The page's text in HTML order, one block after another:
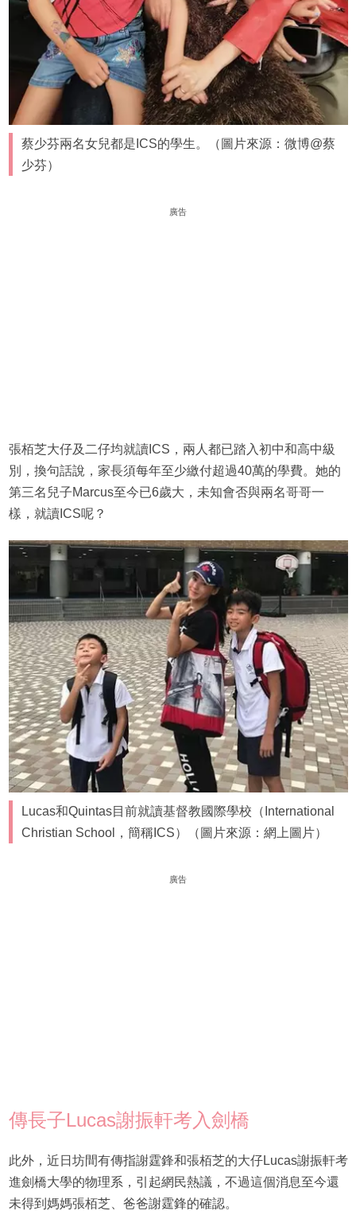
蔡少芬兩名女兒都是ICS的學生。（圖片來源：微博@蔡
少芬）
廣告
張栢芝大仔及二仔均就讀ICS，兩人都已踏入初中和高中級
別，換句話說，家長須每年至少繳付超過40萬的學費。她的
第三名兒子Marcus至今已6歲大，未知會否與兩名哥哥一
樣，就讀ICS呢？
Lucas和Quintas目前就讀基督教國際學校（International
Christian School，簡稱ICS）（圖片來源：網上圖片）
廣告
傳長子Lucas謝振軒考入劍橋
此外，近日坊間有傳指謝霆鋒和張栢芝的大仔Lucas謝振軒考
進劍橋大學的物理系，引起網民熱議，不過這個消息至今還
未得到媽媽張栢芝、爸爸謝霆鋒的確認。